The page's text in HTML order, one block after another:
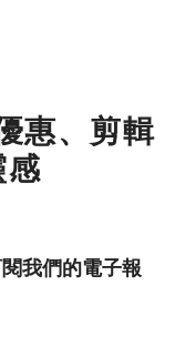
惠、剪輯
感
我們的電子報